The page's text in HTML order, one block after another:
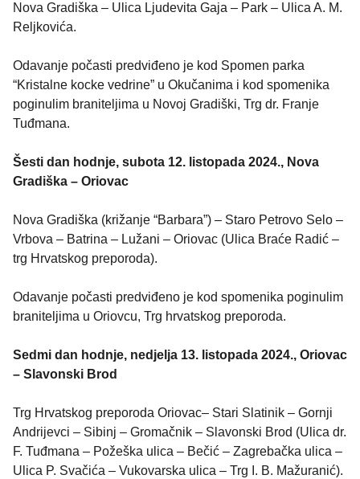
Nova Gradiška – Ulica Ljudevita Gaja – Park – Ulica A. M.
Reljkovića.
Odavanje počasti predviđeno je kod Spomen parka
“Kristalne kocke vedrine” u Okučanima i kod spomenika
poginulim braniteljima u Novoj Gradiški, Trg dr. Franje
Tuđmana.
Šesti dan hodnje, subota 12. listopada 2024., Nova
Gradiška – Oriovac
Nova Gradiška (križanje “Barbara”) – Staro Petrovo Selo –
Vrbova – Batrina – Lužani – Oriovac (Ulica Braće Radić –
trg Hrvatskog preporoda).
Odavanje počasti predviđeno je kod spomenika poginulim
braniteljima u Oriovcu, Trg hrvatskog preporoda.
Sedmi dan hodnje, nedjelja 13. listopada 2024., Oriovac
– Slavonski Brod
Trg Hrvatskog preporoda Oriovac– Stari Slatinik – Gornji
Andrijevci – Sibinj – Gromačnik – Slavonski Brod (Ulica dr.
F. Tuđmana – Požeška ulica – Bečić – Zagrebačka ulica –
Ulica P. Svačića – Vukovarska ulica – Trg I. B. Mažuranić).